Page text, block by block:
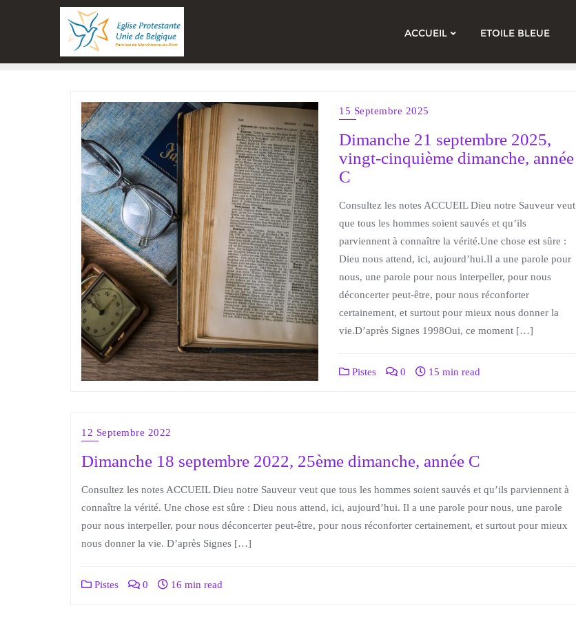
ACCUEIL ETOILE BLEUE
15 Septembre 2025
Dimanche 21 septembre 2025,
vingt-cinquième dimanche, année
C
Consultez les notes ACCUEIL Dieu notre Sauveur veut
que tous les hommes soient sauvés et qu’ils
parviennent à connaître la vérité.Une chose est sûre :
Dieu nous attend, ici, aujourd’hui.Il a une parole pour
nous, une parole pour nous interpeller, pour nous
déconcerter peut-être, pour nous réconforter
certainement, et surtout pour mieux nous donner la
vie.D’après Signes 1998Oui, ce moment […]
Pistes 0 15 min read
12 Septembre 2022
Dimanche 18 septembre 2022, 25ème dimanche, année C
Consultez les notes ACCUEIL Dieu notre Sauveur veut que tous les hommes soient sauvés et qu’ils parviennent à
connaître la vérité. Une chose est sûre : Dieu nous attend, ici, aujourd’hui. Il a une parole pour nous, une parole
pour nous interpeller, pour nous déconcerter peut-être, pour nous réconforter certainement, et surtout pour mieux
nous donner la vie. D’après Signes […]
Pistes 0 16 min read